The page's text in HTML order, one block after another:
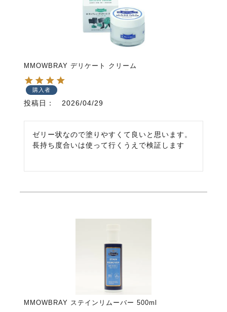
MMOWBRAY デリケート クリーム
購入者
投稿日 2026/04/29
ゼリー状なので塗りやすくて良いと思います。
長持ち度合いは使って行くうえで検証します
MMOWBRAY ステインリムーバー 500ml